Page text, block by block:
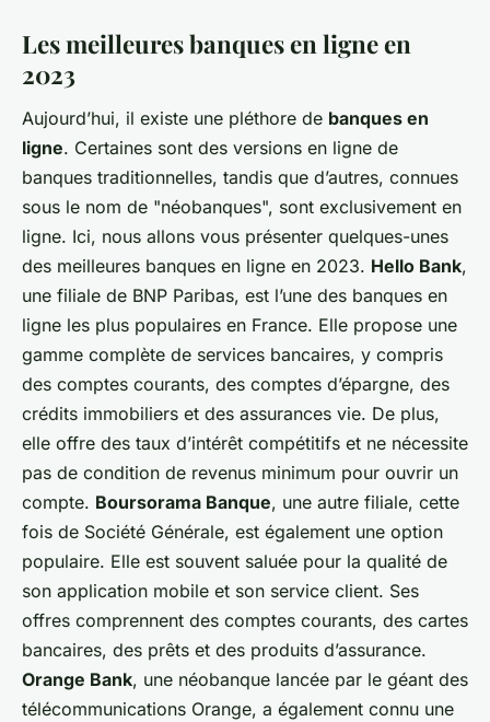
Les meilleures banques en ligne en
2023
Aujourd’hui, il existe une pléthore de banques en
ligne. Certaines sont des versions en ligne de
banques traditionnelles, tandis que d’autres, connues
sous le nom de "néobanques", sont exclusivement en
ligne. Ici, nous allons vous présenter quelques-unes
des meilleures banques en ligne en 2023. Hello Bank,
une filiale de BNP Paribas, est l’une des banques en
ligne les plus populaires en France. Elle propose une
gamme complète de services bancaires, y compris
des comptes courants, des comptes d’épargne, des
crédits immobiliers et des assurances vie. De plus,
elle offre des taux d’intérêt compétitifs et ne nécessite
pas de condition de revenus minimum pour ouvrir un
compte. Boursorama Banque, une autre filiale, cette
fois de Société Générale, est également une option
populaire. Elle est souvent saluée pour la qualité de
son application mobile et son service client. Ses
offres comprennent des comptes courants, des cartes
bancaires, des prêts et des produits d’assurance.
Orange Bank, une néobanque lancée par le géant des
télécommunications Orange, a également connu une